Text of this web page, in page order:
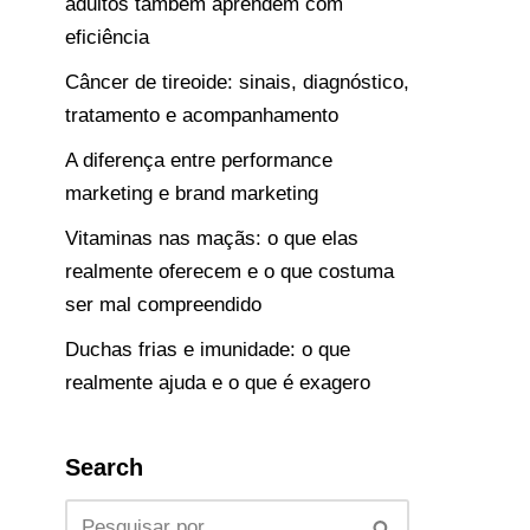
eficiência
Câncer de tireoide: sinais, diagnóstico,
tratamento e acompanhamento
A diferença entre performance
marketing e brand marketing
Vitaminas nas maçãs: o que elas
realmente oferecem e o que costuma
ser mal compreendido
Duchas frias e imunidade: o que
realmente ajuda e o que é exagero
Search